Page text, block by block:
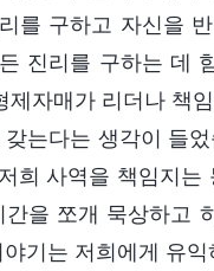
를 구하고 자신을
진리를 구하는 데
제자매가 리더나 책
는다는 생각이 들
희 사역을 책임지
을 쪼개 묵상하고
기는 저희에게 유